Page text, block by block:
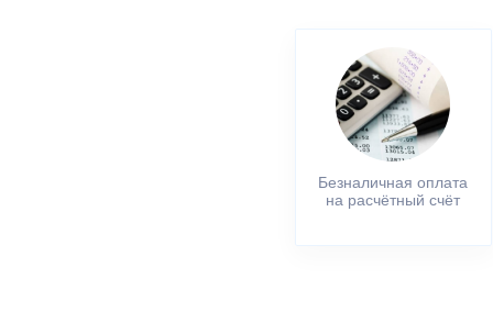
Безналичная оплата
на расчётный счёт